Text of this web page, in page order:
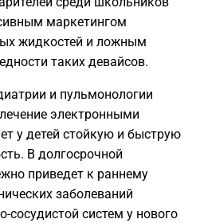
маркетингом
жидкостей и ложным
таких девайсов.
и пульмонологии
электронными
у детей стойкую и быструю
В долгосрочной
приведет к раннему
заболеваний
сосудистой систем у нового